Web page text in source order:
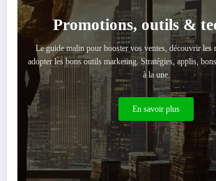
Promotions, outils &
Le guide malin pour booster vos ventes, découvrir les
adopter les bons outils marketing. Stratégies, applis,
à la une.
En savoir plus